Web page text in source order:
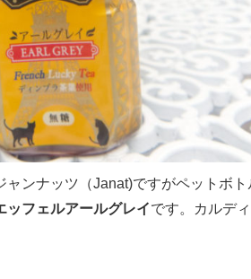
ンナッツ（Janat)ですがペットボ
ッフェルアールグレイです。カルデ